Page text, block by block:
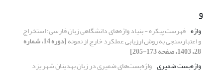
و
واژه فهرست پیکره - بنیاد واژه‌های دانشگاهی زبان فارسی: استخراج
و اعتبارسنجی به روش ارزیابی عملکرد خارج از نمونه [دوره 14، شماره
28، 1403، صفحه 173-205]
واژه‌بست‌ ضمیری واژه‌بست‌های ضمیری در زبان بهدینان شهر یزد